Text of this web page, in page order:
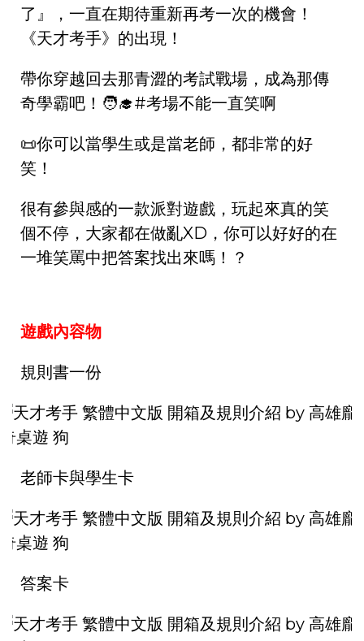
了』，一直在期待重新再考一次的機會！
《天才考手》的出現！
帶你穿越回去那青澀的考試戰場，成為那傳
奇學霸吧！🧑‍🎓#考場不能一直笑啊
📜你可以當學生或是當老師，都非常的好
笑！
很有參與感的一款派對遊戲，玩起來真的笑
個不停，大家都在做亂XD，你可以好好的在
一堆笑罵中把答案找出來嗎！？
遊戲內容物
規則書一份
老師卡與學生卡
答案卡